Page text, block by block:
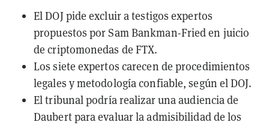
El DOJ pide excluir a testigos expertos
propuestos por Sam Bankman-Fried en juicio
de criptomonedas de FTX.
Los siete expertos carecen de procedimientos
legales y metodología confiable, según el DOJ.
El tribunal podría realizar una audiencia de
Daubert para evaluar la admisibilidad de los